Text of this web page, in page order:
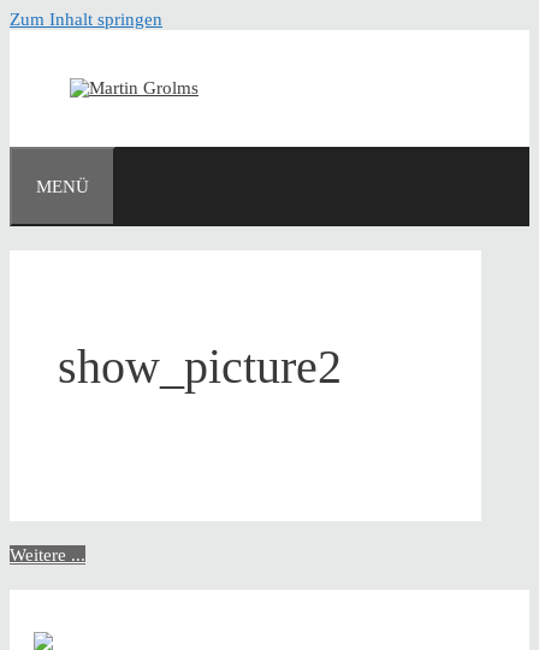
Zum Inhalt springen
MENÜ
show_picture2
Weitere ...